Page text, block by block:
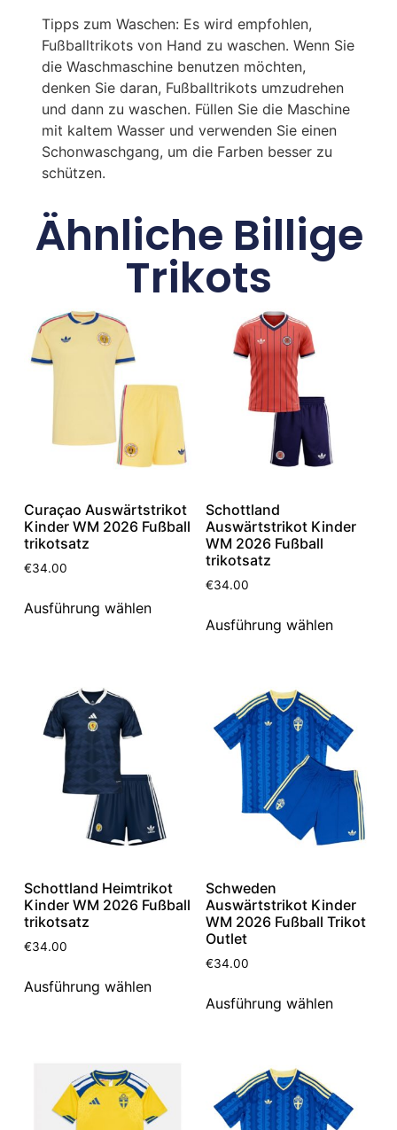
Tipps zum Waschen: Es wird empfohlen,
Fußballtrikots von Hand zu waschen. Wenn Sie
die Waschmaschine benutzen möchten,
denken Sie daran, Fußballtrikots umzudrehen
und dann zu waschen. Füllen Sie die Maschine
mit kaltem Wasser und verwenden Sie einen
Schonwaschgang, um die Farben besser zu
schützen.
Ähnliche Billige
Trikots
Curaçao Auswärtstrikot
Kinder WM 2026 Fußball
trikotsatz
€34.00
Ausführung wählen
Schottland
Auswärtstrikot Kinder
WM 2026 Fußball
trikotsatz
€34.00
Ausführung wählen
Schottland Heimtrikot
Kinder WM 2026 Fußball
trikotsatz
€34.00
Ausführung wählen
Schweden
Auswärtstrikot Kinder
WM 2026 Fußball Trikot
Outlet
€34.00
Ausführung wählen